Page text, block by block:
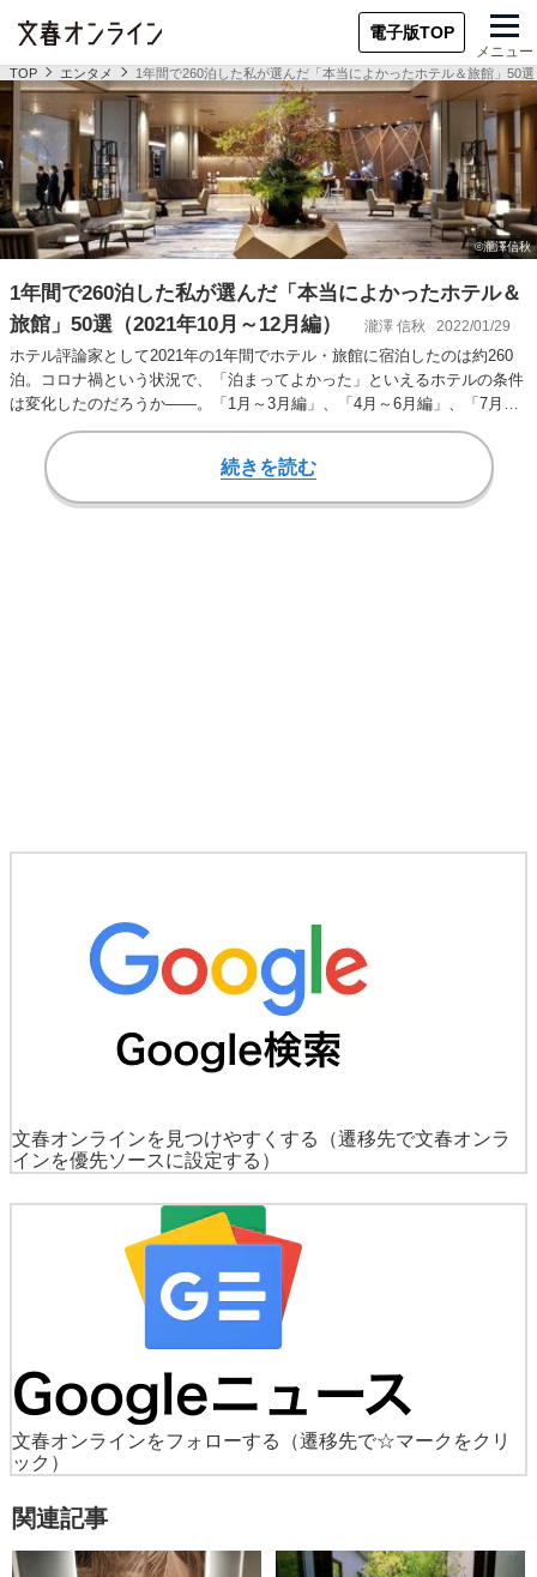
電子版TOP
メニュー
TOP エンタメ 1年間で260泊した私が選んだ「本当によかったホテル＆旅館」50
1年間で260泊した私が選んだ「本当によかったホテル＆
旅館」50選（2021年10月～12月編）
瀧澤 信秋 2022/01/29
ホテル評論家として2021年の1年間でホテル・旅館に宿泊したのは約260
泊。コロナ禍という状況で、「泊まってよかった」といえるホテルの条件
は変化したのだろうか――。「1月～3月編」、「4月～6月編」、「7月～9
続きを読む
文春オンラインを見つけやすくする
（遷移先で文春オンラ
インを優先ソースに設定する）
文春オンラインをフォローする
（遷移先で☆マークをクリ
ック）
関連記事